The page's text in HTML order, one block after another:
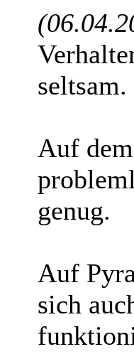
seltsam.
Auf
genug.
Auf
sich